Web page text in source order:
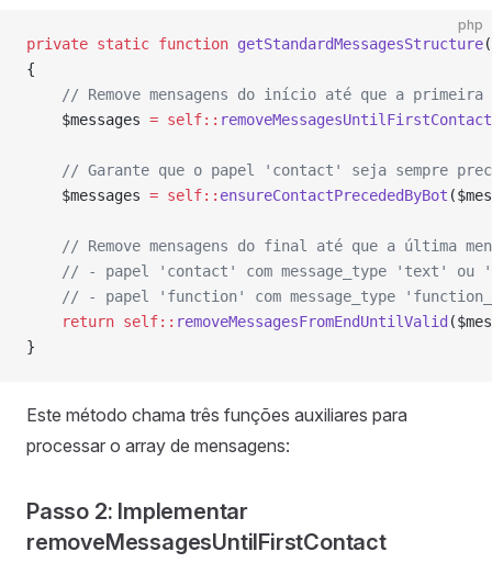
php
private static function getStandardMessagesStructure(
{
// Remove mensagens do início até que a
    $messages
= self:: removeMessagesUntilFirstContact
// Garante que o papel 'contact' seja sempre
    $messages
= self:: ensureContactPrecededByBot
// Remove mensagens do final até que a última
// - papel 'contact' com message_type 'text' ou
// - papel 'function' com message_type
    return
self:: removeMessagesFromEndUntilValid
}
Este método chama três funções auxiliares para
processar o array de mensagens:
Passo 2: Implementar
removeMessagesUntilFirstContact